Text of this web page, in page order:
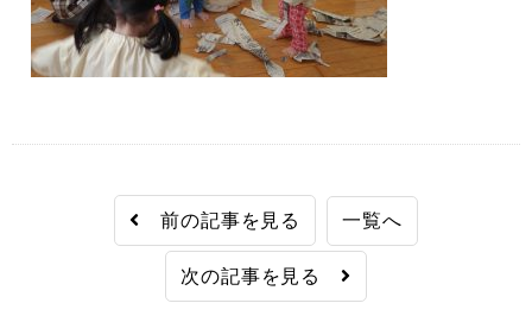
前の記事を見る 一覧へ
次の記事を見る